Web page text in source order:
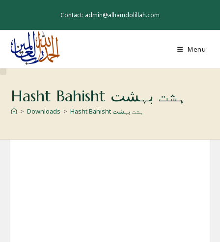
Contact: admin@alhamdolillah.com
Menu
Hasht Bahisht ہشت بہشت
> Downloads > Hasht Bahisht ہشت بہشت